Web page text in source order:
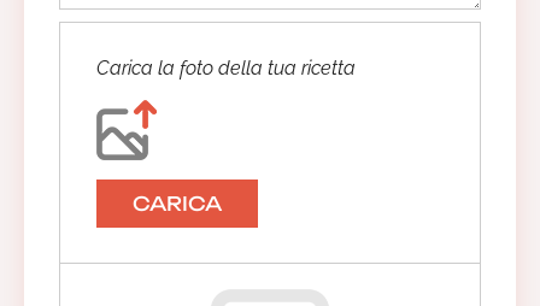
Carica la foto della tua ricetta
CARICA